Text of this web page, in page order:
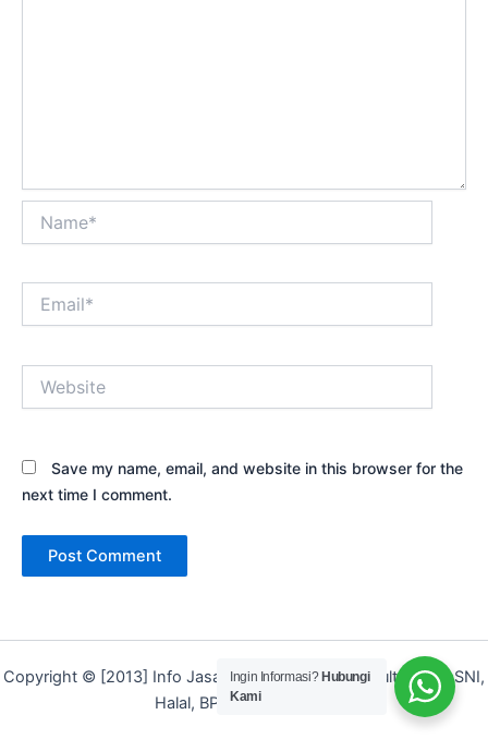
Save my name, email, and website in this browser for the
next time I comment.
Copyright © [2013] Info Jasa | Layanan Jasa Konsultan ISO, SNI,
Halal, BPOM dan Merek]
Ingin Informasi? Hubungi
Kami